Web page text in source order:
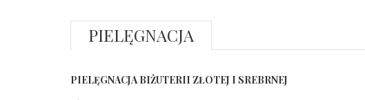
PIELĘGNACJA
PIELĘGNACJA BIŻUTERII ZŁOTEJ I SREBRNEJ